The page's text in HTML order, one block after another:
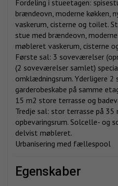
Fordeling i stueetagen:
brændeovn, moderne køkken,
vaskerum, cisterne og toilet.
stue med brændeovn,
møbleret vaskerum, cisterne
Første sal: 3 soveværelser
(2 soveværelser samlet)
omklædningsrum. Yderligere
garderobeskabe på samme
15 m2 store terrasse og
Tredje sal: stor terrasse på
opbevaringsrum. Solcelle- og
delvist møbleret.
Urbanisering med fællespool
egenskaber